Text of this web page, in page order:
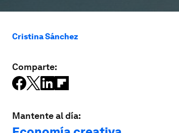
Cristina Sánchez
Comparte:
Mantente al día: